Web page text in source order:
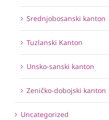
Srednjobosanski kanton
Tuzlanski Kanton
Unsko-sanski kanton
Zeničko-dobojski kanton
Uncategorized